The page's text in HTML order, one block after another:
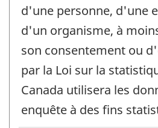
d'une personne, d'une
d'un organisme, à
son consentement ou
par la Loi sur la
Canada utilisera les
enquête à des fins